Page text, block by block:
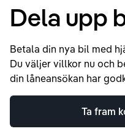
Dela upp
Betala din nya bil med
Du väljer villkor nu och
din låneansökan har
Ta fram